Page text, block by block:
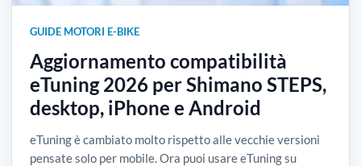
GUIDE MOTORI E-BIKE
Aggiornamento compatibilità
eTuning 2026 per Shimano STEPS,
desktop, iPhone e Android
eTuning è cambiato molto rispetto alle vecchie versioni
pensate solo per mobile. Ora puoi usare eTuning su